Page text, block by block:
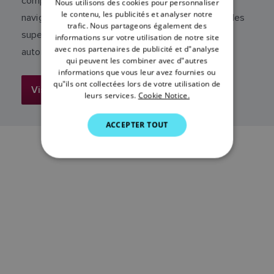
navigation des points de route et des itinéraires, les
superpositions AIS, la météo GRIB et le routage
automatique de pointe.
Visitez Seapilot
FRENCH
DANISH
ITALIAN
SWEDISH
GERMAN
DUTCH
SPANISH
Nous utilisons des cookies pour personnaliser
le contenu, les publicités et analyser notre
trafic. Nous partageons également des
informations sur votre utilisation de notre site
avec nos partenaires de publicité et d"analyse
qui peuvent les combiner avec d"autres
informations que vous leur avez fournies ou
qu"ils ont collectées lors de votre utilisation de
leurs services. Cookie Notice.
ACCEPTER TOUT